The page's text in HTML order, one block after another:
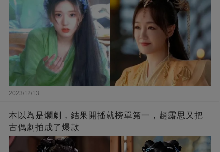
2023/12/13
本以為是爛劇，結果開播就榜單第一，趙露思又把
古偶劇拍成了爆款